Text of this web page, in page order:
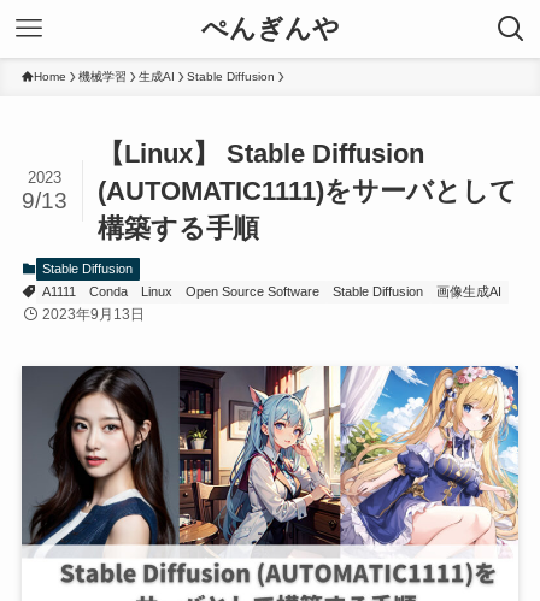
ぺんぎんや
Home 機械学習 生成AI Stable Diffusion
【Linux】 Stable Diffusion
(AUTOMATIC1111)をサーバとして
構築する手順
2023
9/13
Stable Diffusion
A1111
Conda Linux Open Source Software Stable Diffusion 画像生成AI
2023年9月13日